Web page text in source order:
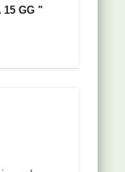
15 GG "